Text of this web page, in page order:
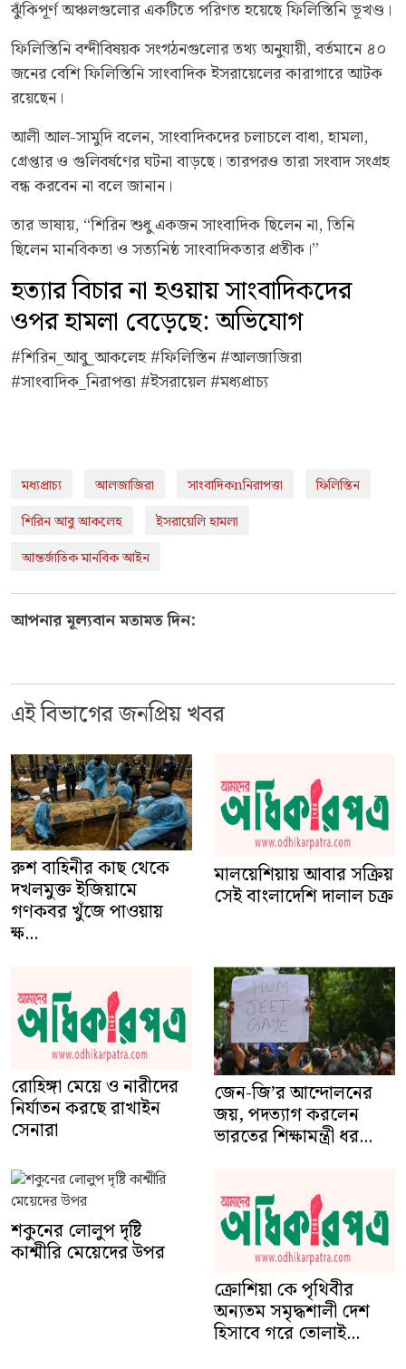
ঝুঁকিপূর্ণ অঞ্চলগুলোর একটিতে পরিণত হয়েছে ফিলিস্তিনি ভূখণ্ড।
ফিলিস্তিনি বন্দীবিষয়ক সংগঠনগুলোর তথ্য অনুযায়ী, বর্তমানে ৪০
জনের বেশি ফিলিস্তিনি সাংবাদিক ইসরায়েলের কারাগারে আটক
রয়েছেন।
আলী আল-সামুদি বলেন, সাংবাদিকদের চলাচলে বাধা, হামলা,
গ্রেপ্তার ও গুলিবর্ষণের ঘটনা বাড়ছে। তারপরও তারা সংবাদ সংগ্রহ
বন্ধ করবেন না বলে জানান।
তার ভাষায়, “শিরিন শুধু একজন সাংবাদিক ছিলেন না, তিনি
ছিলেন মানবিকতা ও সত্যনিষ্ঠ সাংবাদিকতার প্রতীক।”
হত্যার বিচার না হওয়ায় সাংবাদিকদের
ওপর হামলা বেড়েছে: অভিযোগ
#শিরিন_আবু_আকলেহ #ফিলিস্তিন #আলজাজিরা
#সাংবাদিক_নিরাপত্তা #ইসরায়েল #মধ্যপ্রাচ্য
মধ্যপ্রাচ্য আলজাজিরা সাংবাদিকnনিরাপত্তা
ফিলিস্তিন
শিরিন আবু আকলেহ
ইসরায়েলি হামলা
আন্তর্জাতিক মানবিক আইন
আপনার মূল্যবান মতামত দিন:
এই বিভাগের জনপ্রিয় খবর
রুশ বাহিনীর কাছ থেকে
দখলমুক্ত ইজিয়ামে
গণকবর খুঁজে পাওয়ায়
ক্ষ...
মালয়েশিয়ায় আবার সক্রিয়
সেই বাংলাদেশি দালাল চক্র
রোহিঙ্গা মেয়ে ও নারীদের
নির্যাতন করছে রাখাইন
সেনারা
জেন-জি’র আন্দোলনের
জয়, পদত্যাগ করলেন
ভারতের শিক্ষামন্ত্রী ধর...
শকুনের লোলুপ দৃষ্টি
কাশ্মীরি মেয়েদের উপর ক্রোশিয়া কে পৃথিবীর
অন্যতম সমৃদ্ধশালী দেশ
হিসাবে গরে তোলাই...